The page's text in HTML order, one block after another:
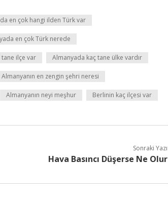
en çok hangi ilden Türk var
en çok Türk nerede
ilçe var Almanyada kaç tane ülke vardır
Almanyanın en zengin şehri neresi
Almanyanın neyi meşhur Berlinin kaç ilçesi var
Sonraki Yazı
Hava Basıncı Düşerse Ne Olur